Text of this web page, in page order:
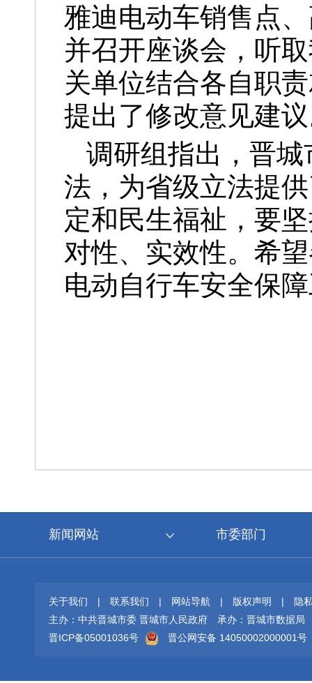
雅迪电动车销售点
并召开座谈会，听
关单位结合各自职
提出了修改意见建
调研组指出，晋
法，为省级立法提
定和民生福祉，要
对性、实效性。希
电动自行车安全保
新闻网站 市委部门
关于我们 | 联系我们 | 网站导航 | 版权声明 |
隐
主办：中共晋城市委 晋城市人民政府
承办：晋城市数据局
晋ICP备05001036号
晋公网安备 14050002000001号